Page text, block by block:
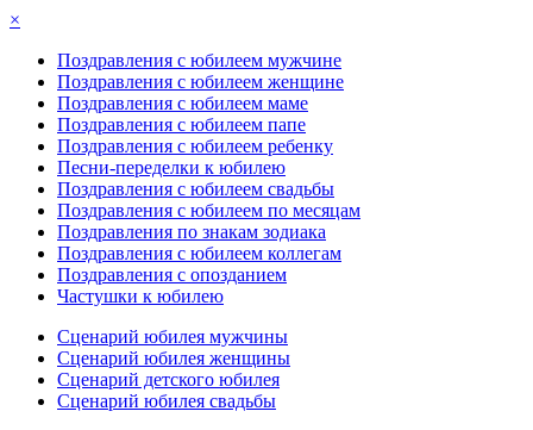
×
Поздравления с юбилеем мужчине
Поздравления с юбилеем женщине
Поздравления с юбилеем маме
Поздравления с юбилеем папе
Поздравления с юбилеем ребенку
Песни-переделки к юбилею
Поздравления с юбилеем свадьбы
Поздравления с юбилеем по месяцам
Поздравления по знакам зодиака
Поздравления с юбилеем коллегам
Поздравления с опозданием
Частушки к юбилею
Сценарий юбилея мужчины
Сценарий юбилея женщины
Сценарий детского юбилея
Сценарий юбилея свадьбы